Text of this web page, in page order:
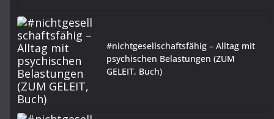
#nichtgesellschaftsfähig – Alltag mit
psychischen Belastungen (ZUM
GELEIT, Buch)